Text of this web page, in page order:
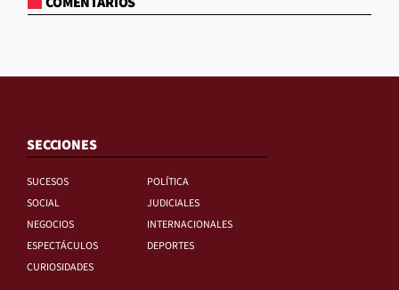
SECCIONES
SUCESOS
POLÍTICA
SOCIAL
JUDICIALES
NEGOCIOS
INTERNACIONALES
ESPECTÁCULOS
DEPORTES
CURIOSIDADES